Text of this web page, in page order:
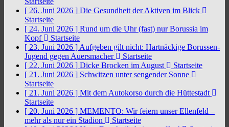
[ 26. Juni 2026 ] Die Gesundheit der Aktiven im Blick
Startseite
[ 24. Juni 2026 ] Rund um die Uhr (fast) nur Borussia im
Kopf
Startseite
[ 23. Juni 2026 ] Aufgeben gilt nicht: Hartnäckige Borussen-
Jugend gegen Auersmacher
Startseite
[ 22. Juni 2026 ] Dicke Brocken im August
Startseite
[ 21. Juni 2026 ] Schwitzen unter sengender Sonne
Startseite
[ 21. Juni 2026 ] Mit dem Autokorso durch die Hüttestadt
Startseite
[ 20. Juni 2026 ] MEMENTO: Wir feiern unser Ellenfeld –
mehr als nur ein Stadion
Startseite